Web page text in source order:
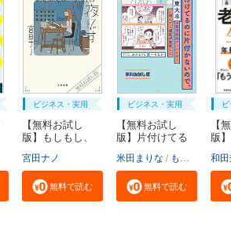
東京都
ビジネス・実用
【無料お試し
版】もしもし、
宮田ナノ
無料で読む
ビジネス・実用
【無料お試し
版】片付けてる
米田まりな もなか
無料で読む
【
版
和